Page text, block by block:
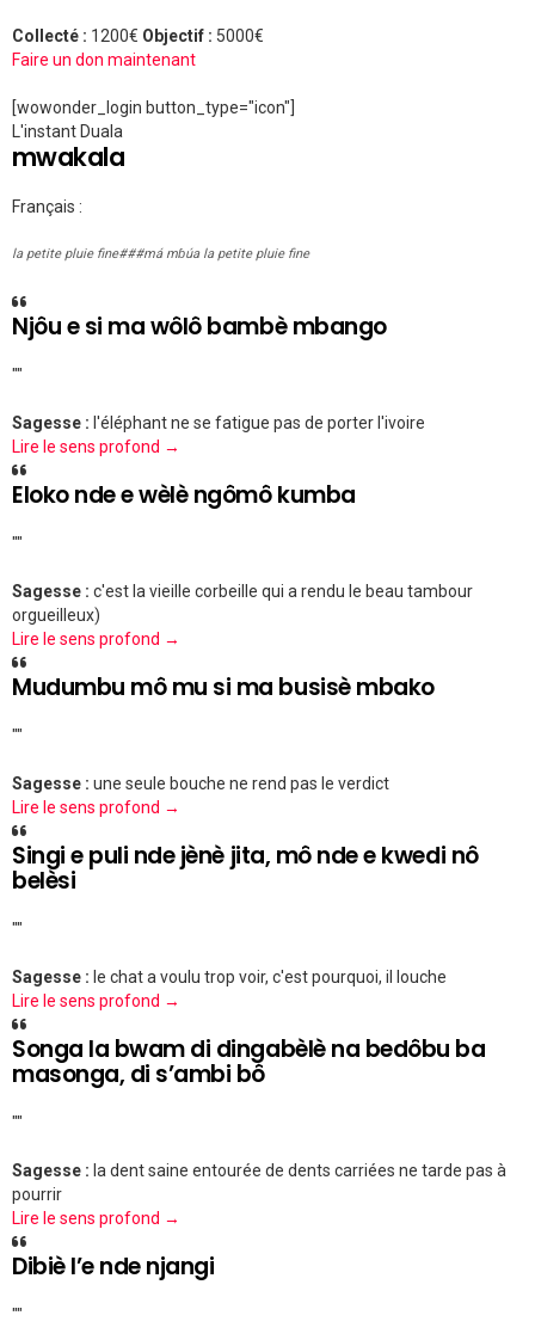
Collecté : 1200€ Objectif : 5000€
Faire un don maintenant
[wowonder_login button_type="icon"]
L'instant Duala
mwakala
Français :
la petite pluie fine###má mɓúa la petite pluie fine
Njôu e si ma wôlô bambè mbango
""
Sagesse : l'éléphant ne se fatigue pas de porter l'ivoire
Lire le sens profond →
Eloko nde e wèlè ngômô kumba
""
Sagesse : c'est la vieille corbeille qui a rendu le beau tambour
orgueilleux)
Lire le sens profond →
Mudumbu mô mu si ma busisè mbako
""
Sagesse : une seule bouche ne rend pas le verdict
Lire le sens profond →
Singi e puli nde jènè jita, mô nde e kwedi nô
belèsi
""
Sagesse : le chat a voulu trop voir, c'est pourquoi, il louche
Lire le sens profond →
Songa la bwam di dingabèlè na bedôbu ba
masonga, di s’ambi bô
""
Sagesse : la dent saine entourée de dents carriées ne tarde pas à
pourrir
Lire le sens profond →
Dibiè l’e nde njangi
""